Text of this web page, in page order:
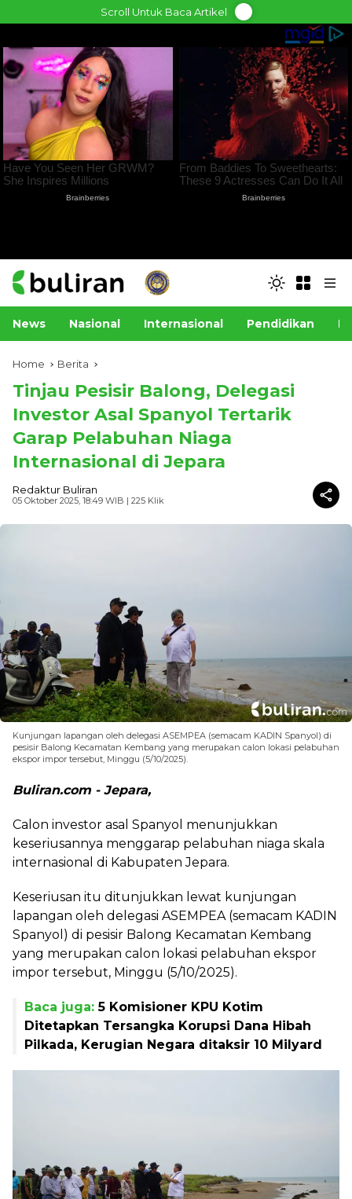
to
Scroll Untuk Baca Artikel
News Nasional Internasional Pendidikan
Home Berita
Tinjau Pesisir Balong, Delegasi
Investor Asal Spanyol Tertarik
Garap Pelabuhan Niaga
Internasional di Jepara
Redaktur Buliran
05 Oktober 2025, 18:49 WIB | 225 Klik
Kunjungan lapangan oleh delegasi ASEMPEA (semacam KADIN Spanyol) di
pesisir Balong Kecamatan Kembang yang merupakan calon lokasi pelabuhan
ekspor impor tersebut, Minggu (5/10/2025).
Buliran.com - Jepara,
Calon investor asal Spanyol menunjukkan
keseriusannya menggarap pelabuhan niaga skala
internasional di Kabupaten Jepara.
Keseriusan itu ditunjukkan lewat kunjungan
lapangan oleh delegasi ASEMPEA (semacam KADIN
Spanyol) di pesisir Balong Kecamatan Kembang
yang merupakan calon lokasi pelabuhan ekspor
impor tersebut, Minggu (5/10/2025).
Baca juga:5 Komisioner KPU Kotim
Ditetapkan Tersangka Korupsi Dana Hibah
Pilkada, Kerugian Negara ditaksir 10 Milyard